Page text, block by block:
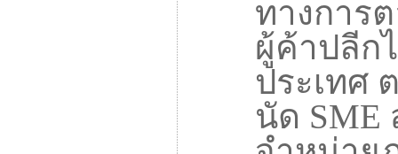
ทางการ
ผู้ค้าปลีก
ประเทศ
นัด SME